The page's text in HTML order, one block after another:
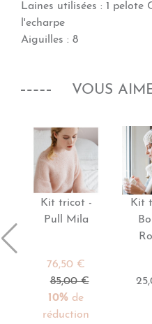
Laines utilisées : 1 pelote
l'echarpe
Aiguilles : 8
VOUS
Kit tricot -
Pull Mila
76,50 €
85,00 €
10% de
réduction
Kit